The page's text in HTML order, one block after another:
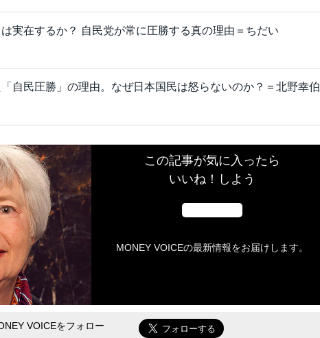
は実在するか？ 自民党が常に圧勝する真の理由＝ちだい
自民圧勝」の理由。なぜ日本国民は怒らないのか？＝北野幸伯
この記事が気に入ったら
いいね！しよう
MONEY VOICEの最新情報をお届けします。
VOICEをフォロー